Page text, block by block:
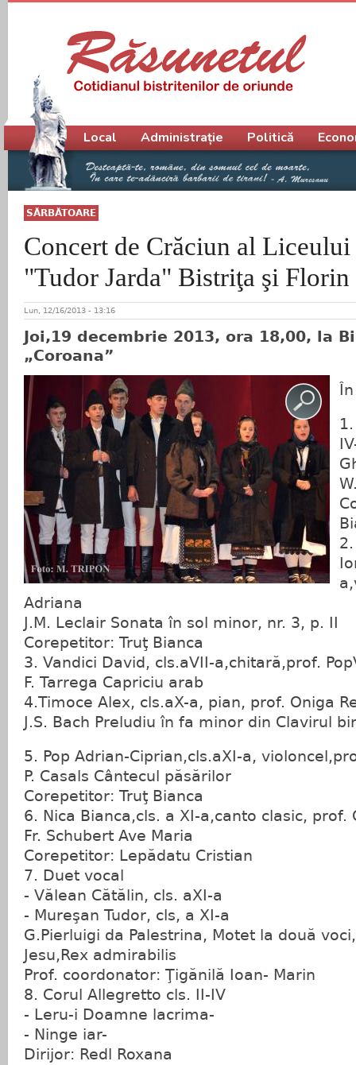
SĂRBĂTOARE
Concert de Crăciun al
"Tudor Jarda" Bistriţa şi Florin
Lun, 12/16/2013 - 13:16
Joi,19 decembrie 2013, ora 18,00, la
„Coroana”
Adriana
J.M. Leclair Sonata în sol minor, nr. 3, p. II
Corepetitor: Truţ Bianca
3. Vandici David, cls.aVII-a,chitară,prof.
F. Tarrega Capriciu arab
4.Timoce Alex, cls.aX-a, pian, prof. Oniga
J.S. Bach Preludiu în fa minor din Clavirul
5. Pop Adrian-Ciprian,cls.aXI-a,
P. Casals Cântecul păsărilor
Corepetitor: Truţ Bianca
6. Nica Bianca,cls. a XI-a,canto clasic, prof.
Fr. Schubert Ave Maria
Corepetitor: Lepădatu Cristian
7. Duet vocal
- Vălean Cătălin, cls. aXI-a
- Mureşan Tudor, cls, a XI-a
G.Pierluigi da Palestrina, Motet la două voci,
Jesu,Rex admirabilis
Prof. coordonator: Ţigănilă Ioan- Marin
8. Corul Allegretto cls. II-IV
- Leru-i Doamne lacrima-
- Ninge iar-
Dirijor: Redl Roxana
Meniu principal
Local Administrație Politică